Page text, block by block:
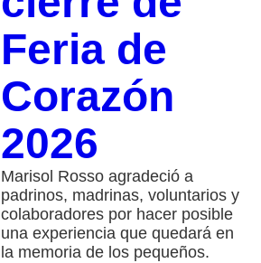
Feria de
Corazón
2026
Marisol Rosso agradeció a
padrinos, madrinas, voluntarios y
colaboradores por hacer posible
una experiencia que quedará en
la memoria de los pequeños.